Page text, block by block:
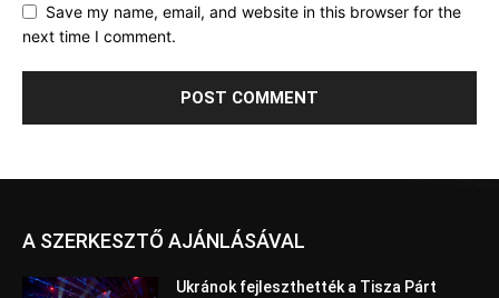
Save my name, email, and website in this browser for the
next time I comment.
A SZERKESZTŐ AJÁNLÁSÁVAL
Ukránok fejleszthették a Tisza Párt